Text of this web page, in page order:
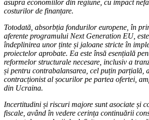
asupra economiilor din regiune, cu impact
costurilor de finanțare.
Totodată, absorbția fondurilor europene, în
aferente programului Next Generation EU,
îndeplinirea unor ținte și jaloane stricte în
proiectelor aprobate. Ea este însă esențială
reformelor structurale necesare, inclusiv a
și pentru contrabalansarea, cel puțin parțială,
contracționist al șocurilor pe partea ofertei,
din Ucraina.
Incertitudini și riscuri majore sunt asociate și
fiscale, având în vedere cerința continuării